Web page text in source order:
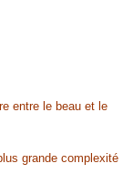
entre le beau et le
grande complexité